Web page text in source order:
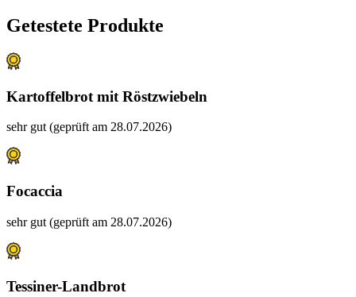
Getestete Produkte
Kartoffelbrot mit Röstzwiebeln
sehr gut (geprüft am 28.07.2026)
Focaccia
sehr gut (geprüft am 28.07.2026)
Tessiner-Landbrot